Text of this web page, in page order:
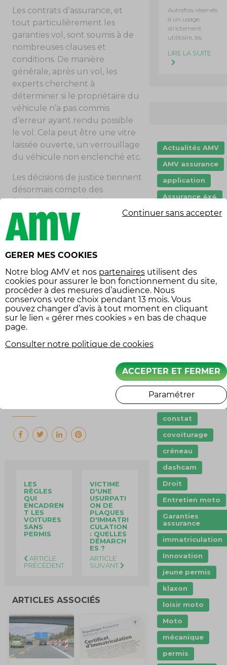
Les contrats d’assurance, et
tout particulièrement les
garanties vol, sont soumis à de
nombreuses clauses et
conditions. De manière
générale, après un vol, les
experts cherchent à
déterminer si le propriétaire du
véhicule n’a pas commis
d’erreur ayant rendu possible
le vol. Cela peut être une vitre
laissée ouverte, un verrouillage
du véhicule non enclenché etc.
Les décisions de justice tiennent
désormais compte des
ont considéré dans des
décisions ayant fait
jurisprudence qu’il est possible
de faire démarrer un véhicule
électrique ,et que le vol peut
donc être avéré, même en
l’absence de traces d’effraction.
Un vol sans effraction peut
donc être pris en charge par
votre compagnie d’assurance, à
été rendu possible par une
mauvaise vigilance de la part
du propriétaire du véhicule.
LES
RÈGLES
QUI
ENCADREN
T LES
VOITURES
SANS
PERMIS
ARTICLE
PRÉCÉDENT
VICTIME
D'UNE
USURPATI
ON DE
PLAQUES
D'IMMATRI
CULATION
: QUELLES
DÉMARCH
ES ?
ARTICLE
SUIVANT
ARTICLES ASSOCIÉS
Autrefois réservés
à un usage
strictement
utilitaire, les
LIRE LA SUITE
Actualités AMV
AMV assurance
application
Assurance 4x4
Assurance auto
Assurance
véhicule
collection
balade moto
carte grise
code de la
route
conduite
écoresponsable
constat
covoiturage
créneau
dashcam
Droit
Entretien moto
Garanties
assurance
immatriculation
Innovation
jeune permis
klaxon
loisir moto
Moto
mécanique
permis
GERER MES COOKIES
Notre blog AMV et nos partenaires utilisent des
cookies pour assurer le bon fonctionnement du site,
procéder à des mesures d’audience. Nous
conservons votre choix pendant 13 mois. Vous
pouvez changer d’avis à tout moment en cliquant
sur le lien « gérer mes cookies » en bas de chaque
page.
Consulter notre politique de cookies
Continuer sans accepter
ACCEPTER ET FERMER
Paramétrer